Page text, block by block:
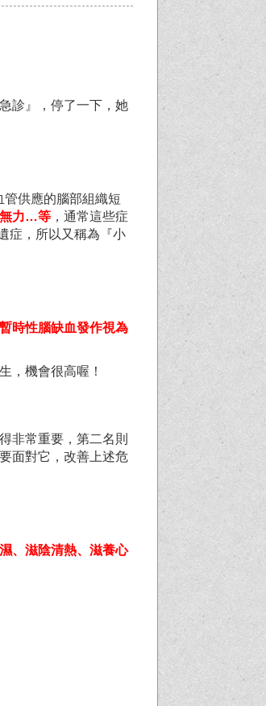
診』，停了一下，她
供應的腦部組織短
無力…等 ，通常這些症
症，所以又稱為『小
暫時性腦缺血發作視為
，機會很高喔！
非常重要，第二名則
面對它，改善上述危
、滋陰清熱、滋養心